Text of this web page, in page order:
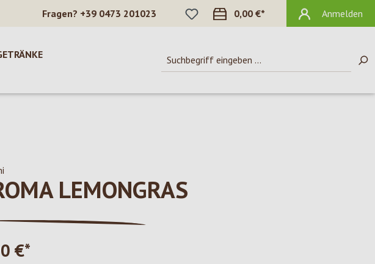
Fragen? +39 0473 201023
DU HAST 0 PRODUKTE AUF DEM
0,00 €* Anmelden
LEMONGRAS
€*